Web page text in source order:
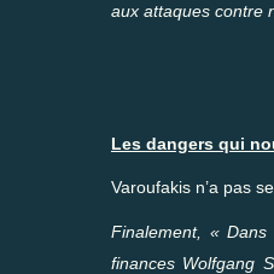
aux attaques contre
Les dangers qui
Varoufakis n’a pas
Finalement, «
finances Wolfgang